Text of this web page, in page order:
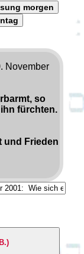
morgen
November
so
fürchten.
und Frieden